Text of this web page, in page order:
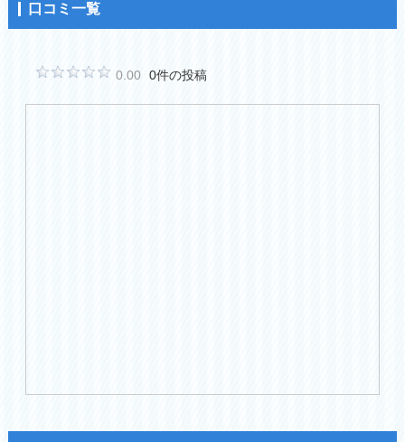
口コミ一覧
0.00 0件の投稿